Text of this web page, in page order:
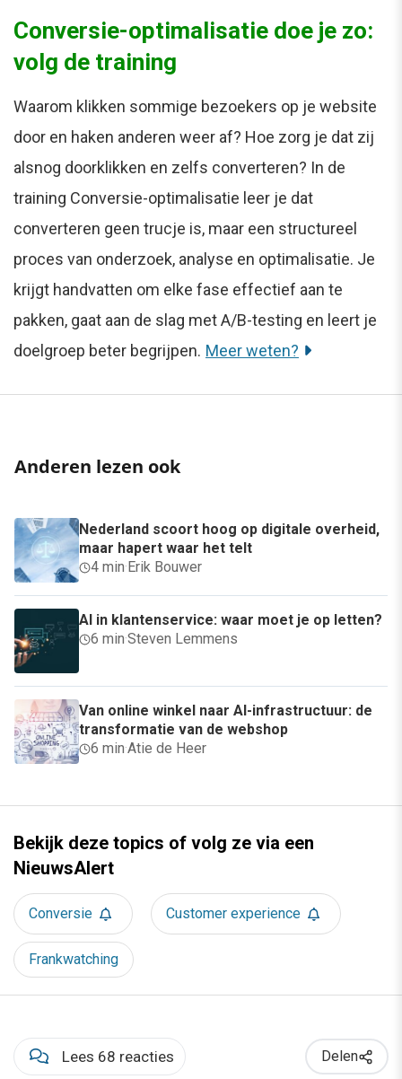
Conversie-optimalisatie doe je zo:
volg de training
Waarom klikken sommige bezoekers op je website
door en haken anderen weer af? Hoe zorg je dat zij
alsnog doorklikken en zelfs converteren? In de
training Conversie-optimalisatie leer je dat
converteren geen trucje is, maar een structureel
proces van onderzoek, analyse en optimalisatie. Je
krijgt handvatten om elke fase effectief aan te
pakken, gaat aan de slag met A/B-testing en leert je
doelgroep beter begrijpen. Meer weten?
Anderen lezen ook
Nederland scoort hoog op digitale overheid,
maar hapert waar het telt
4 min· Erik Bouwer
AI in klantenservice: waar moet je op letten?
6 min·Steven Lemmens
Van online winkel naar AI-infrastructuur: de
transformatie van de webshop
6 min·Atie de Heer
Bekijk deze topics of volg ze via een
NieuwsAlert
Conversie Customer experience
Frankwatching
Lees 68 reacties Delen